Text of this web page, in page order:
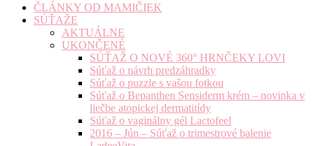
ČLÁNKY OD MAMIČIEK
SÚŤAŽE
AKTUÁLNE
UKONČENÉ
SÚŤAŽ O NOVÉ 360° HRNČEKY LOVI
Súťaž o návrh predzáhradky
Súťaž o puzzle s vašou fotkou
Súťaž o Bepanthen Sensiderm krém – novinka v
liečbe atopickej dermatitídy
Súťaž o vaginálny gél Lactofeel
2016 – Jún – Súťaž o trimestrové balenie